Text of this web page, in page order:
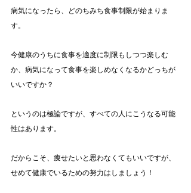
病気になったら、どのちみち食事制限が始まりま
す。
今健康のうちに食事を適度に制限もしつつ楽しむ
か、病気になって食事を楽しめなくなるかどっちが
いいですか？
というのは極論ですが、すべての人にこうなる可能
性はあります。
だからこそ、痩せたいと思わなくてもいいですが、
せめて健康でいるための努力はしましょう！